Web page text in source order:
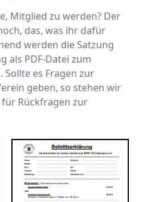
Mitglied zu werden? Der
das, was ihr dafür
werden die Satzung
als PDF-Datei zum
es Fragen zur
geben, so stehen wir
Rückfragen zur